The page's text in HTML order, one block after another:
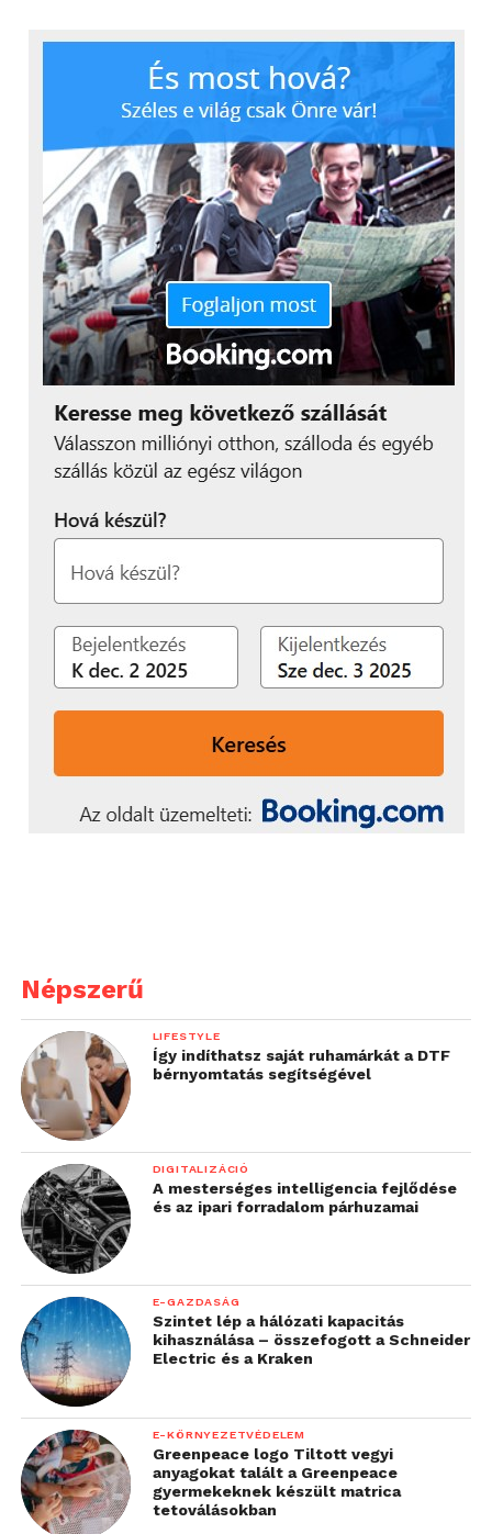
Népszerű
LIFESTYLE
Így indíthatsz saját ruhamárkát a DTF
bérnyomtatás segítségével
DIGITALIZÁCIÓ
A mesterséges intelligencia fejlődése
és az ipari forradalom párhuzamai
E-GAZDASÁG
Szintet lép a hálózati kapacitás
kihasználása – összefogott a Schneider
Electric és a Kraken
E-KÖRNYEZETVÉDELEM
Greenpeace logo Tiltott vegyi
anyagokat talált a Greenpeace
gyermekeknek készült matrica
tetoválásokban